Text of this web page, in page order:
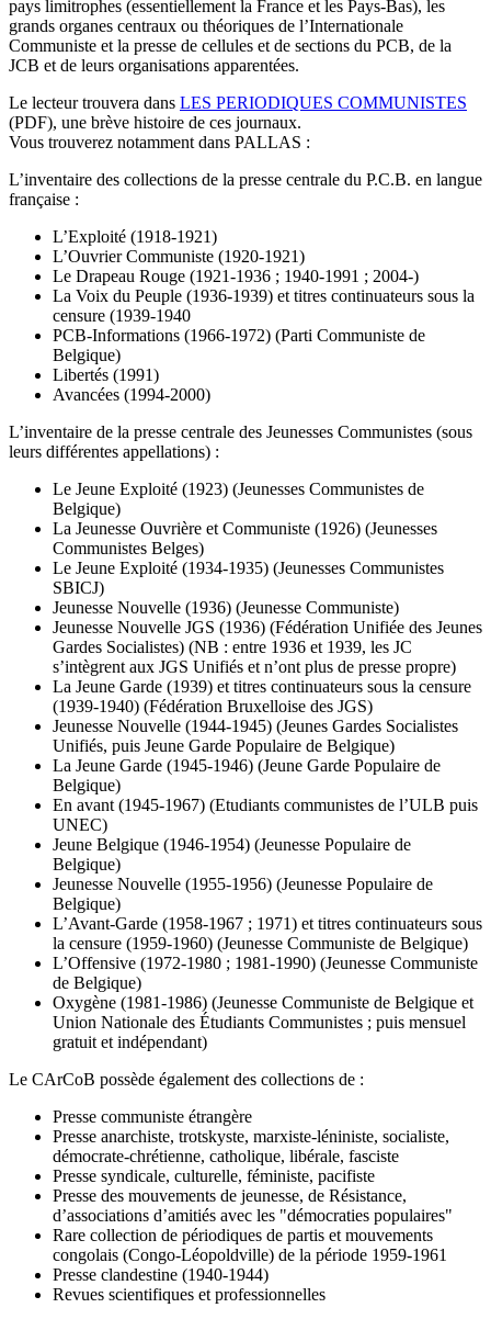
pays limitrophes (essentiellement la France et les Pays-Bas), les
grands organes centraux ou théoriques de l’Internationale
Communiste et la presse de cellules et de sections du PCB, de la
JCB et de leurs organisations apparentées.
Le lecteur trouvera dans LES PERIODIQUES COMMUNISTES
(PDF), une brève histoire de ces journaux.
Vous trouverez notamment dans PALLAS :
L’inventaire des collections de la presse centrale du P.C.B. en langue
française :
L’Exploité (1918-1921)
L’Ouvrier Communiste (1920-1921)
Le Drapeau Rouge (1921-1936 ; 1940-1991 ; 2004-)
La Voix du Peuple (1936-1939) et titres continuateurs sous la
censure (1939-1940
PCB-Informations (1966-1972) (Parti Communiste de
Belgique)
Libertés (1991)
Avancées (1994-2000)
L’inventaire de la presse centrale des Jeunesses Communistes (sous
leurs différentes appellations) :
Le Jeune Exploité (1923) (Jeunesses Communistes de
Belgique)
La Jeunesse Ouvrière et Communiste (1926) (Jeunesses
Communistes Belges)
Le Jeune Exploité (1934-1935) (Jeunesses Communistes
SBICJ)
Jeunesse Nouvelle (1936) (Jeunesse Communiste)
Jeunesse Nouvelle JGS (1936) (Fédération Unifiée des Jeunes
Gardes Socialistes) (NB : entre 1936 et 1939, les JC
s’intègrent aux JGS Unifiés et n’ont plus de presse propre)
La Jeune Garde (1939) et titres continuateurs sous la censure
(1939-1940) (Fédération Bruxelloise des JGS)
Jeunesse Nouvelle (1944-1945) (Jeunes Gardes Socialistes
Unifiés, puis Jeune Garde Populaire de Belgique)
La Jeune Garde (1945-1946) (Jeune Garde Populaire de
Belgique)
En avant (1945-1967) (Etudiants communistes de l’ULB puis
UNEC)
Jeune Belgique (1946-1954) (Jeunesse Populaire de
Belgique)
Jeunesse Nouvelle (1955-1956) (Jeunesse Populaire de
Belgique)
L’Avant-Garde (1958-1967 ; 1971) et titres continuateurs sous
la censure (1959-1960) (Jeunesse Communiste de Belgique)
L’Offensive (1972-1980 ; 1981-1990) (Jeunesse Communiste
de Belgique)
Oxygène (1981-1986) (Jeunesse Communiste de Belgique et
Union Nationale des Étudiants Communistes ; puis mensuel
gratuit et indépendant)
Le CArCoB possède également des collections de :
Presse communiste étrangère
Presse anarchiste, trotskyste, marxiste-léniniste, socialiste,
démocrate-chrétienne, catholique, libérale, fasciste
Presse syndicale, culturelle, féministe, pacifiste
Presse des mouvements de jeunesse, de Résistance,
d’associations d’amitiés avec les "démocraties populaires"
Rare collection de périodiques de partis et mouvements
congolais (Congo-Léopoldville) de la période 1959-1961
Presse clandestine (1940-1944)
Revues scientifiques et professionnelles